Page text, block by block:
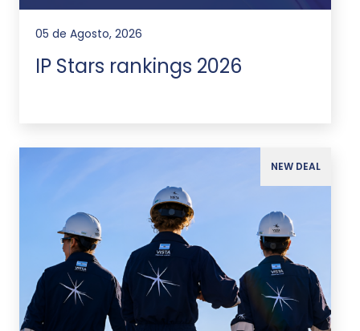
05 de Agosto, 2026
IP Stars rankings 2026
NEW DEAL